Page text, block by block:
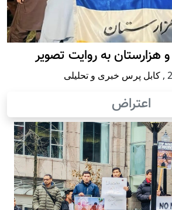
هزارستان به روایت تصویر
, کابل پرس خبری و تحلیلی
اعتراض